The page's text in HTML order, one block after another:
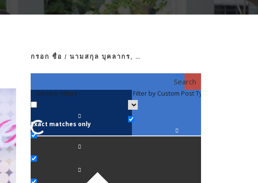
กรอก ชื่อ / นามสกุล บุคลากร, …
Search
Generic filters
Exact matches only
Filter by Custom Post Type